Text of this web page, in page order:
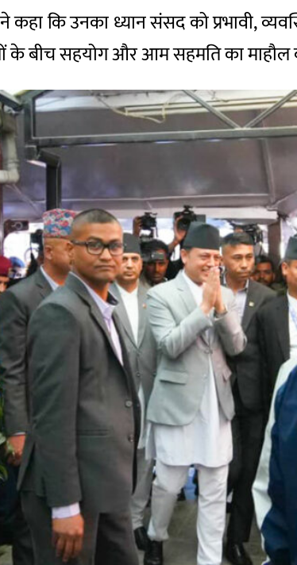
कहा कि उनका ध्यान संसद को प्रभावी,
के बीच सहयोग और आम सहमति का